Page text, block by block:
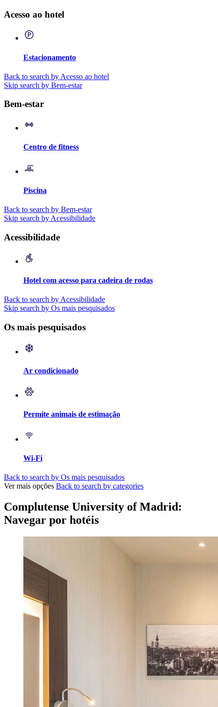
Acesso ao hotel
Estacionamento
Back to search by Acesso ao hotel
Skip search by Bem-estar
Bem-estar
Centro de fitness
Piscina
Back to search by Bem-estar
Skip search by Acessibilidade
Acessibilidade
Hotel com acesso para cadeira de rodas
Back to search by Acessibilidade
Skip search by Os mais pesquisados
Os mais pesquisados
Ar condicionado
Permite animais de estimação
Wi-Fi
Back to search by Os mais pesquisados
Ver mais opções Back to search by categories
Complutense University of Madrid:
Navegar por hotéis